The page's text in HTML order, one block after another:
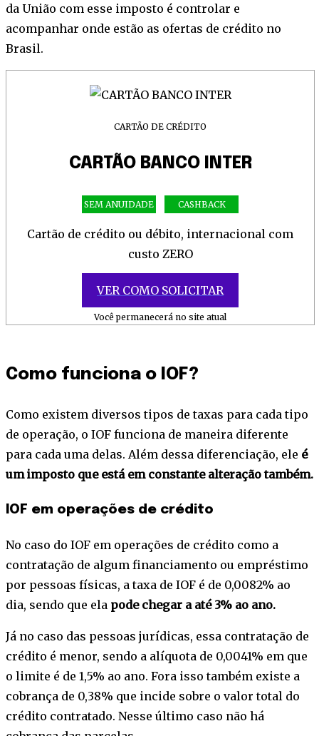
da União com esse imposto é controlar e
acompanhar onde estão as ofertas de crédito no
Brasil.
CARTÃO DE CRÉDITO
CARTÃO BANCO INTER
SEM ANUIDADE CASHBACK
Cartão de crédito ou débito, internacional com
custo ZERO
VER COMO SOLICITAR
Você permanecerá no site atual
Como funciona o IOF?
Como existem diversos tipos de taxas para cada tipo
de operação, o IOF funciona de maneira diferente
para cada uma delas. Além dessa diferenciação, ele é
um imposto que está em constante alteração também.
IOF em operações de crédito
No caso do IOF em operações de crédito como a
contratação de algum financiamento ou empréstimo
por pessoas físicas, a taxa de IOF é de 0,0082% ao
dia, sendo que ela pode chegar a até 3% ao ano.
Já no caso das pessoas jurídicas, essa contratação de
crédito é menor, sendo a alíquota de 0,0041% em que
o limite é de 1,5% ao ano. Fora isso também existe a
cobrança de 0,38% que incide sobre o valor total do
crédito contratado. Nesse último caso não há